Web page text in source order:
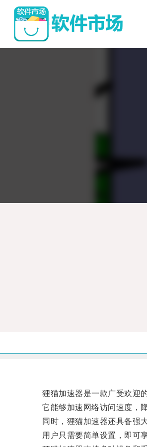
狸猫加速器是一款广受欢迎的
它能够加速网络访问速度，降
同时，狸猫加速器还具备强大
用户只需要简单设置，即可享